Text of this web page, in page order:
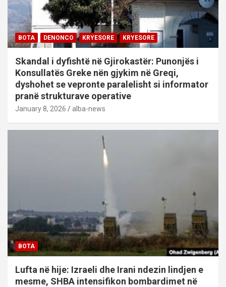
BOTA DENONCO KRYESORE KRYESORE
Skandal i dyfishtë në Gjirokastër: Punonjës i
Konsullatës Greke nën gjykim në Greqi,
dyshohet se vepronte paralelisht si informator
pranë strukturave operative
January 8, 2026 alba-news
BOTA
Lufta në hije: Izraeli dhe Irani ndezin lindjen e
mesme, SHBA intensifikon bombardimet në